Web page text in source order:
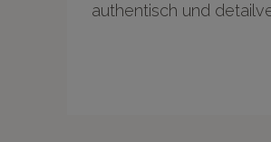
authentisch und